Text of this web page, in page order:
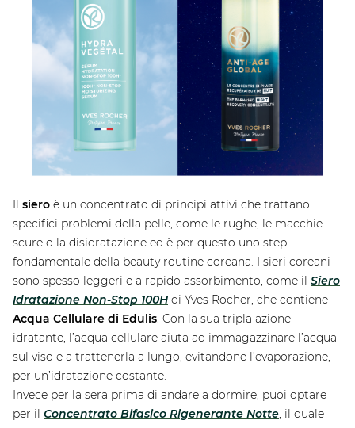
Il siero è un concentrato di principi attivi che trattano
specifici problemi della pelle, come le rughe, le macchie
scure o la disidratazione ed è per questo uno step
fondamentale della beauty routine coreana. I sieri coreani
sono spesso leggeri e a rapido assorbimento, come il Siero
Idratazione Non-Stop 100Hdi Yves Rocher, che contiene
Acqua Cellulare di Edulis. Con la sua tripla azione
idratante, l’acqua cellulare aiuta ad immagazzinare l’acqua
sul viso e a trattenerla a lungo, evitandone l’evaporazione,
per un’idratazione costante.
Invece per la sera prima di andare a dormire, puoi optare
per il Concentrato Bifasico Rigenerante Notte, il quale